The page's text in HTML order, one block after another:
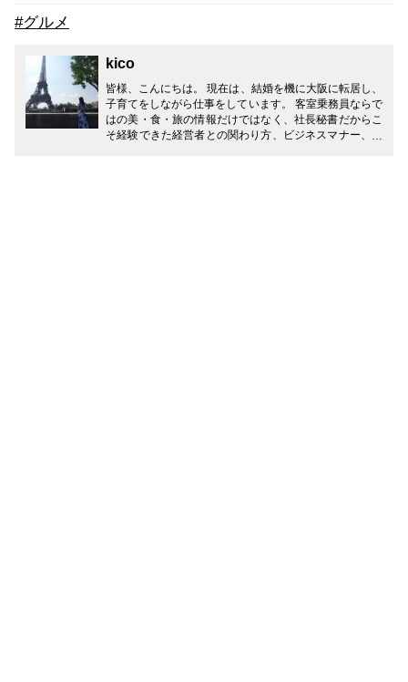
#グルメ
kico
皆様、こんにちは。 現在は、結婚を機に大阪に転居し、
子育てをしながら仕事をしています。 客室乗務員ならで
はの美・食・旅の情報だけではなく、社長秘書だからこ
そ経験できた経営者との関わり方、ビジネスマナー、ギ